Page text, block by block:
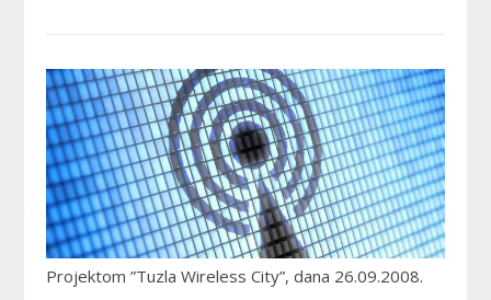
Projektom ”Tuzla Wireless City”, dana 26.09.2008.